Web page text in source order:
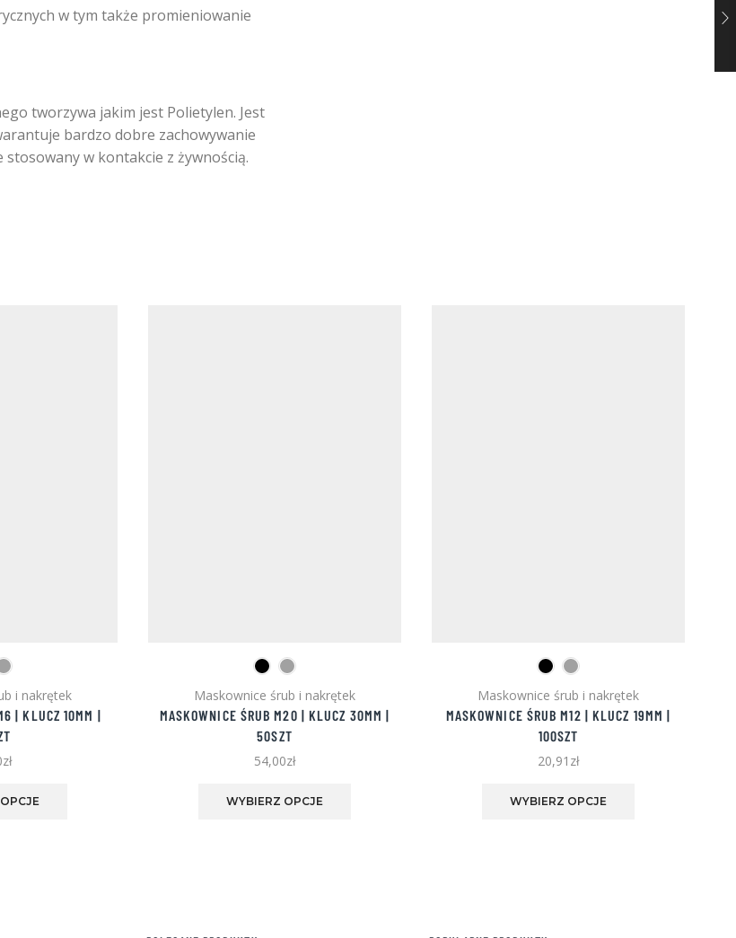
w tym także promieniowanie
tworzywa jakim jest Polietylen. Jest
bardzo dobre zachowywanie
w kontakcie z żywnością.
i nakrętek
| KLUCZ 10MM |
zł
Maskownice śrub i nakrętek
MASKOWNICE ŚRUB M20 | KLUCZ 30MM |
50SZT
54,00zł
WYBIERZ OPCJE
Maskownice śrub i nakrętek
MASKOWNICE ŚRUB M12 | KLUCZ 19MM |
100SZT
20,91 zł
WYBIERZ OPCJE